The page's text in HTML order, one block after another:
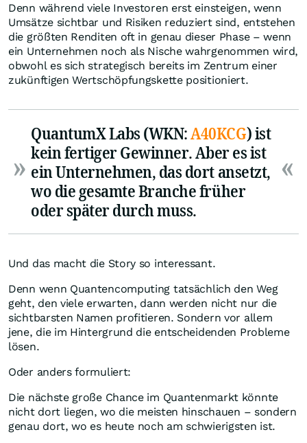
Denn während viele Investoren erst einsteigen, wenn
Umsätze sichtbar und Risiken reduziert sind, entstehen
die größten Renditen oft in genau dieser Phase – wenn
ein Unternehmen noch als Nische wahrgenommen wird,
obwohl es sich strategisch bereits im Zentrum einer
zukünftigen Wertschöpfungskette positioniert.
QuantumX Labs (WKN:A40KCG) ist
kein fertiger Gewinner. Aber es ist
ein Unternehmen, das dort ansetzt,
wo die gesamte Branche früher
oder später durch muss.
Und das macht die Story so interessant.
Denn wenn Quantencomputing tatsächlich den Weg
geht, den viele erwarten, dann werden nicht nur die
sichtbarsten Namen profitieren. Sondern vor allem
jene, die im Hintergrund die entscheidenden Probleme
lösen.
Oder anders formuliert:
Die nächste große Chance im Quantenmarkt könnte
nicht dort liegen, wo die meisten hinschauen – sondern
genau dort, wo es heute noch am schwierigsten ist.